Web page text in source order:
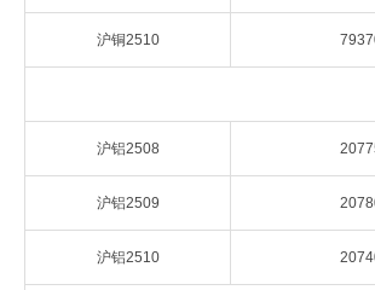
《资源再生》杂志
行情报价
沪铜2510
沪铝2508
沪铝2509
沪铝2510